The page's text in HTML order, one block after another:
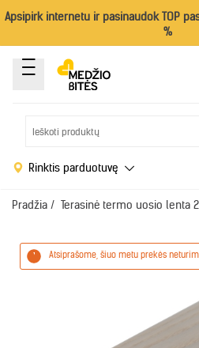
Apsipirk internetu ir pasinaudok TOP
%
Rinktis parduotuvę
Pradžia / Terasinė termo uosio lenta
Atsiprašome, šiuo metu prekės